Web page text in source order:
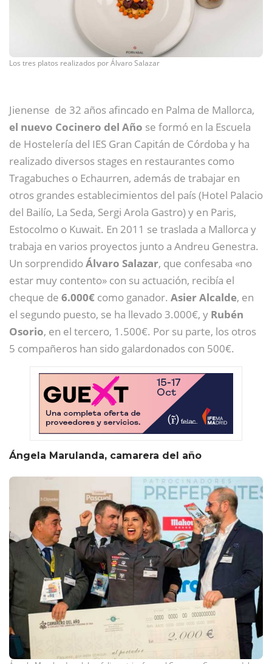
Los tres platos realizados por Álvaro Salazar
Jienense de 32 años afincado en Palma de Mallorca,
el nuevo Cocinero del Año se formó en la Escuela
de Hostelería del IES Gran Capitán de Córdoba y ha
realizado diversos stages en restaurantes como
Tragabuches o Echaurren, además de trabajar en
otros grandes establecimientos del país (Hotel Palacio
del Bailío, La Seda, Sergi Arola Gastro) y en Paris,
Estocolmo o Kuwait. En 2011 se traslada a Mallorca y
trabaja en varios proyectos junto a Andreu Genestra.
Un sorprendidoÁlvaro Salazar, que confesaba «no
estar muy contento» con su actuación, recibía el
cheque de 6.000€ como ganador. Asier Alcalde, en
el segundo puesto, se ha llevado 3.000€, y Rubén
Osorio, en el tercero, 1.500€. Por su parte, los otros
5 compañeros han sido galardonados con 500€.
Ángela Marulanda, camarera del año